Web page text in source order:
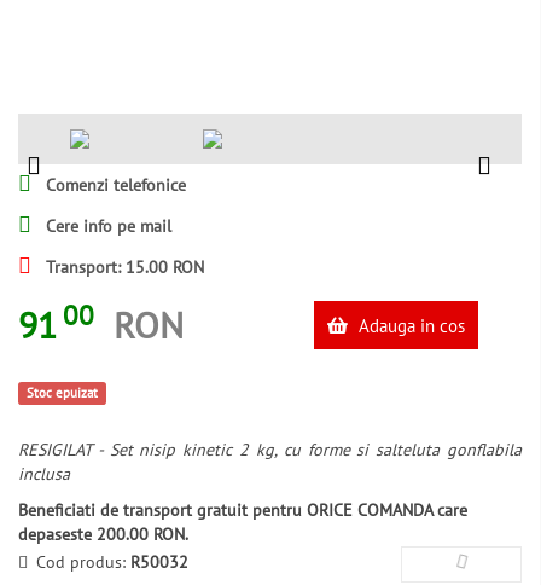
Comenzi telefonice
Cere info pe mail
Transport: 15.00 RON
91 00 RON Adauga in cos
Stoc epuizat
RESIGILAT - Set nisip kinetic 2 kg, cu forme si salteluta gonflabila
inclusa
Beneficiati de transport gratuit pentru ORICE COMANDA care
depaseste 200.00 RON.
Cod produs: R50032